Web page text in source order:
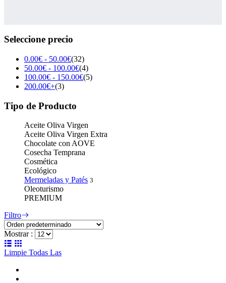
Seleccione precio
0.00€ - 50.00€(32)
50.00€ - 100.00€(4)
100.00€ - 150.00€(5)
200.00€+(3)
Tipo de Producto
Aceite Oliva Virgen
Aceite Oliva Virgen Extra
Chocolate con AOVE
Cosecha Temprana
Cosmética
Ecológico
Mermeladas y Patés 3
Oleoturismo
PREMIUM
Filtro
Mostrar :
Limpie Todas Las